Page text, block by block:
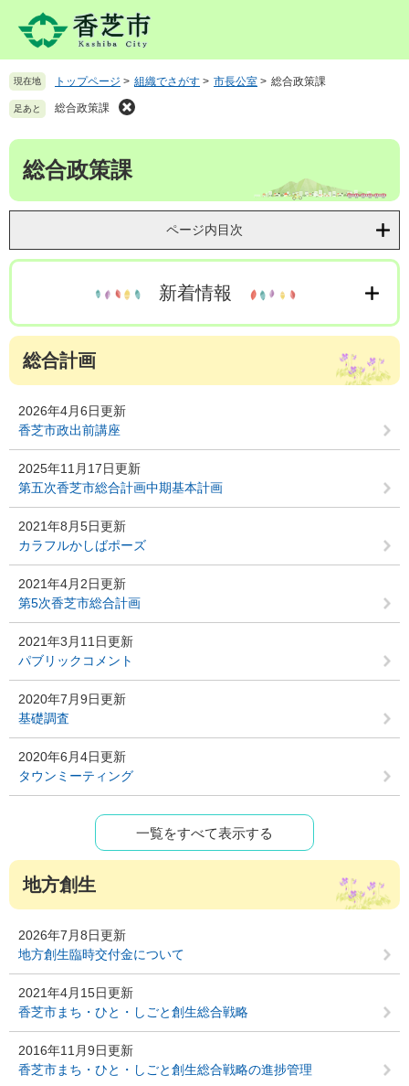
先
頭
す
を
飛
し
文
現在地 トップページ > 組織でさがす > 市長公室 > 総合政策課
足あと 総合政策課
本
総合政策課
ページ内目次
新着情報
総合計画
2026年4月6日更新
香芝市政出前講座
2025年11月17日更新
第五次香芝市総合計画中期基本計画
2021年8月5日更新
カラフルかしばポーズ
2021年4月2日更新
第5次香芝市総合計画
2021年3月11日更新
パブリックコメント
2020年7月9日更新
基礎調査
2020年6月4日更新
タウンミーティング
一覧をすべて表示する
地方創生
2026年7月8日更新
地方創生臨時交付金について
2021年4月15日更新
香芝市まち・ひと・しごと創生総合戦略
2016年11月9日更新
香芝市まち・ひと・しごと創生総合戦略の進捗管理